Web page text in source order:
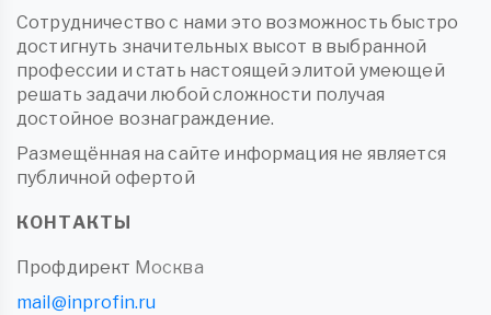
Сотрудничество с нами это возможность быстро
достигнуть значительных высот в выбранной
профессии и стать настоящей элитой умеющей
решать задачи любой сложности получая
достойное вознаграждение.
Размещённая на сайте информация не является
публичной офертой
КОНТАКТЫ
Профдирект Москва
mail@inprofin.ru